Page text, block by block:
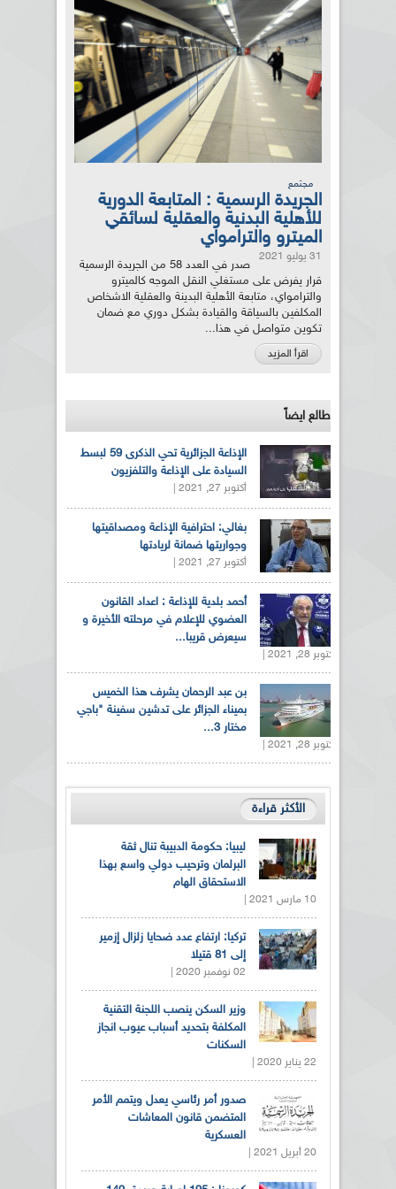
مجتمع
الجريدة الرسمية : المتابعة الدورية
للأهلية البدنية والعقلية لسائقي
الميترو والترامواي
31 يوليو 2021
صدر في العدد 58 من الجريدة الرسمية
قرار يفرض على مستغلي النقل الموجه كالميترو
والترامواي، متابعة الأهلية البدينة والعقلية الاشخاص
المكلفين بالسياقة والقيادة بشكل دوري مع ضمان
تكوين متواصل في هذا...
اقرأ المزيد
طالع ايضاً
الإذاعة الجزائرية تحي الذكرى 59 لبسط
السيادة على الإذاعة والتلفزيون
أكتوبر 27, 2021 |
بغالي: احترافية الإذاعة ومصداقيتها
وجواريتها ضمانة لريادتها
أكتوبر 27, 2021 |
أحمد بلدية للإذاعة : اعداد القانون
العضوي للإعلام في مرحلته الأخيرة و
سيعرض قريبا...
أكتوبر 28, 2021 |
بن عبد الرحمان يشرف هذا الخميس
بميناء الجزائر على تدشين سفينة "باجي
مختار 3...
أكتوبر 28, 2021 |
الأكثر قراءة
ليبيا: حكومة الدبيبة تنال ثقة
البرلمان وترحيب دولي واسع بهذا
الاستحقاق الهام
10 مارس 2021 |
تركيا: ارتفاع عدد ضحايا زلزال إزمير
إلى 81 قتيلا
02 نوفمبر 2020 |
وزير السكن ينصب اللجنة التقنية
المكلفة بتحديد أسباب عيوب انجاز
السكنات
22 يناير 2020 |
صدور أمر رئاسي يعدل ويتمم الأمر
المتضمن قانون المعاشات
العسكرية
20 أبريل 2021 |